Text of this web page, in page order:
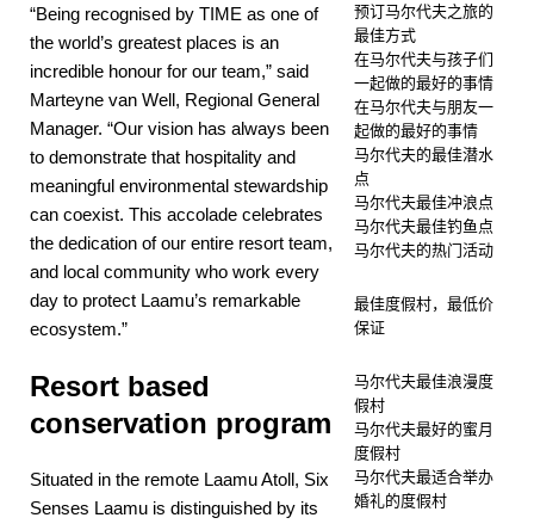
“Being recognised by TIME as one of
the world’s greatest places is an
incredible honour for our team,” said
Marteyne van Well, Regional General
Manager. “Our vision has always been
to demonstrate that hospitality and
meaningful environmental stewardship
can coexist. This accolade celebrates
the dedication of our entire resort team,
and local community who work every
day to protect Laamu’s remarkable
ecosystem.”
Resort based
conservation program
Situated in the remote Laamu Atoll, Six
Senses Laamu is distinguished by its
预订马尔代夫之旅的
最佳方式
在马尔代夫与孩子们
一起做的最好的事情
在马尔代夫与朋友一
起做的最好的事情
马尔代夫的最佳潜水
点
马尔代夫最佳冲浪点
马尔代夫最佳钓鱼点
马尔代夫的热门活动
最佳度假村，最低价
保证
马尔代夫最佳浪漫度
假村
马尔代夫最好的蜜月
度假村
马尔代夫最适合举办
婚礼的度假村